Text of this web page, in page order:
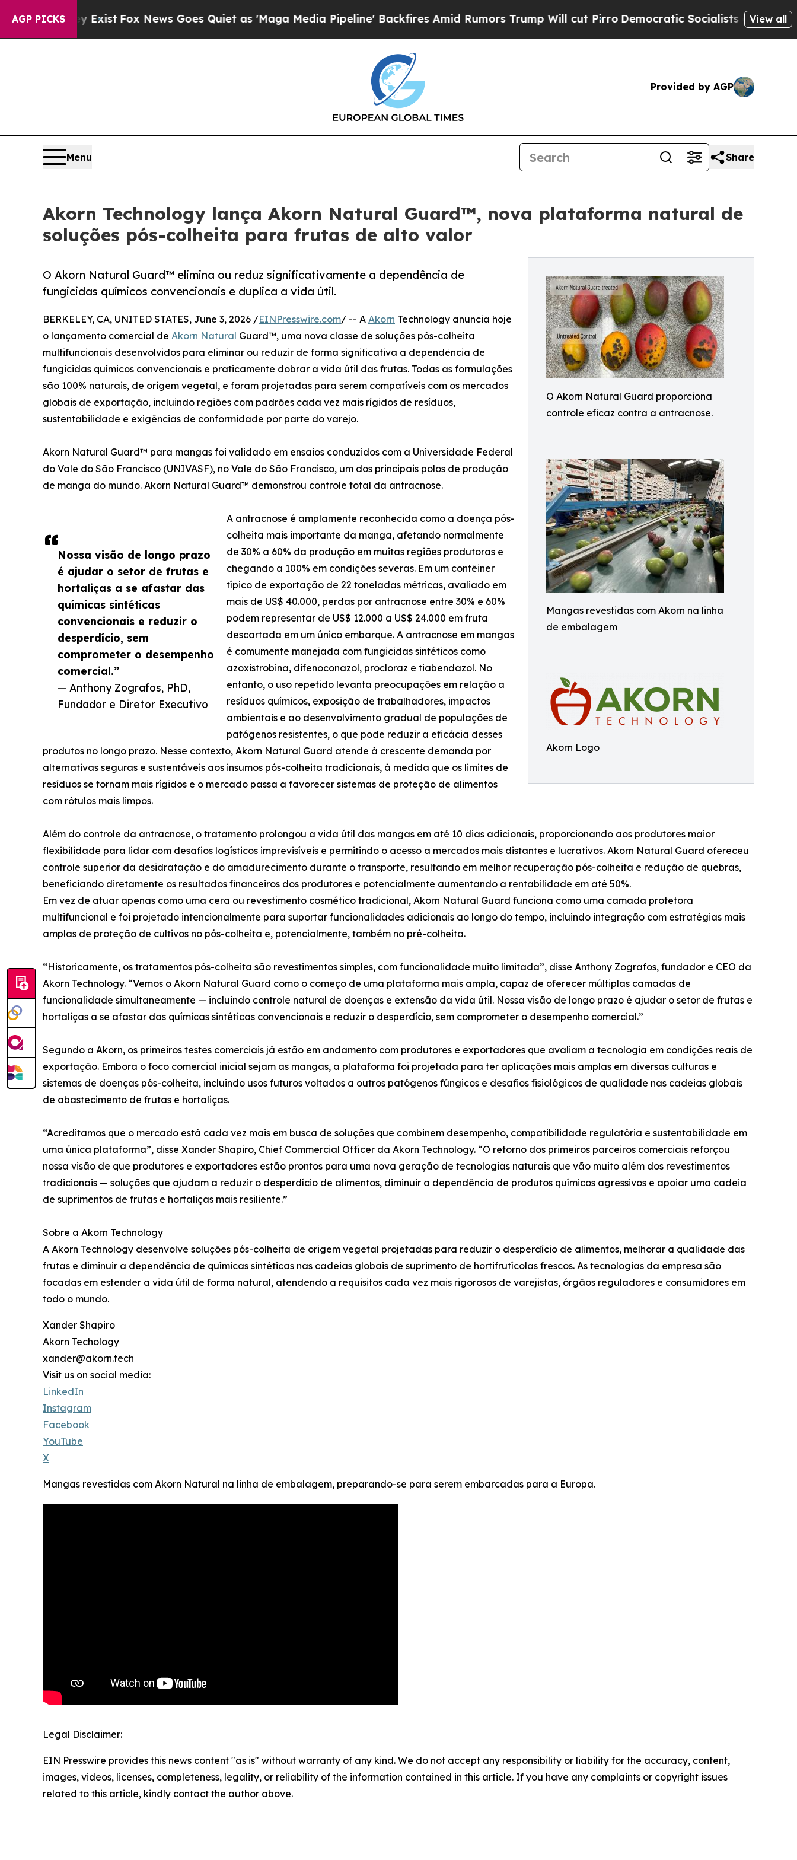
AGP PICKS
ExistFox News Goes Quiet as 'Maga Media Pipeline' Backfires Amid Rumors Trump Will cut PirroDemocratic Socialists of America Propose
View all
Provided by AGP
Menu Share
Akorn Technology lança Akorn Natural Guard™, nova plataforma natural de
soluções pós-colheita para frutas de alto valor
O Akorn Natural Guard proporciona
controle eficaz contra a antracnose.
Mangas revestidas com Akorn na linha
de embalagem
Akorn Logo
O Akorn Natural Guard™ elimina ou reduz significativamente a dependência de
fungicidas químicos convencionais e duplica a vida útil.
Nossa visão de longo prazo
é ajudar o setor de frutas e
hortaliças a se afastar das
químicas sintéticas
convencionais e reduzir o
desperdício, sem
comprometer o desempenho
comercial.”
— Anthony Zografos, PhD,
Fundador e Diretor Executivo
BERKELEY, CA, UNITED STATES, June 3, 2026 /EINPresswire.com/ -- A Akorn Technology anuncia hoje
o lançamento comercial de Akorn Natural Guard™, uma nova classe de soluções pós-colheita
multifuncionais desenvolvidos para eliminar ou reduzir de forma significativa a dependência de
fungicidas químicos convencionais e praticamente dobrar a vida útil das frutas. Todas as formulações
são 100% naturais, de origem vegetal, e foram projetadas para serem compatíveis com os mercados
globais de exportação, incluindo regiões com padrões cada vez mais rígidos de resíduos,
sustentabilidade e exigências de conformidade por parte do varejo.
Akorn Natural Guard™ para mangas foi validado em ensaios conduzidos com a Universidade Federal
do Vale do São Francisco (UNIVASF), no Vale do São Francisco, um dos principais polos de produção
de manga do mundo. Akorn Natural Guard™ demonstrou controle total da antracnose.
A antracnose é amplamente reconhecida como a doença pós-
colheita mais importante da manga, afetando normalmente
de 30% a 60% da produção em muitas regiões produtoras e
chegando a 100% em condições severas. Em um contêiner
típico de exportação de 22 toneladas métricas, avaliado em
mais de US$ 40.000, perdas por antracnose entre 30% e 60%
podem representar de US$ 12.000 a US$ 24.000 em fruta
descartada em um único embarque. A antracnose em mangas
é comumente manejada com fungicidas sintéticos como
azoxistrobina, difenoconazol, procloraz e tiabendazol. No
entanto, o uso repetido levanta preocupações em relação a
resíduos químicos, exposição de trabalhadores, impactos
ambientais e ao desenvolvimento gradual de populações de
patógenos resistentes, o que pode reduzir a eficácia desses
produtos no longo prazo. Nesse contexto, Akorn Natural Guard atende à crescente demanda por
alternativas seguras e sustentáveis aos insumos pós-colheita tradicionais, à medida que os limites de
resíduos se tornam mais rígidos e o mercado passa a favorecer sistemas de proteção de alimentos
com rótulos mais limpos.
Além do controle da antracnose, o tratamento prolongou a vida útil das mangas em até 10 dias adicionais, proporcionando aos produtores maior
flexibilidade para lidar com desafios logísticos imprevisíveis e permitindo o acesso a mercados mais distantes e lucrativos. Akorn Natural Guard ofereceu
controle superior da desidratação e do amadurecimento durante o transporte, resultando em melhor recuperação pós-colheita e redução de quebras,
beneficiando diretamente os resultados financeiros dos produtores e potencialmente aumentando a rentabilidade em até 50%.
Em vez de atuar apenas como uma cera ou revestimento cosmético tradicional, Akorn Natural Guard funciona como uma camada protetora
multifuncional e foi projetado intencionalmente para suportar funcionalidades adicionais ao longo do tempo, incluindo integração com estratégias mais
amplas de proteção de cultivos no pós-colheita e, potencialmente, também no pré-colheita.
“Historicamente, os tratamentos pós-colheita são revestimentos simples, com funcionalidade muito limitada”, disse Anthony Zografos, fundador e CEO da
Akorn Technology. “Vemos o Akorn Natural Guard como o começo de uma plataforma mais ampla, capaz de oferecer múltiplas camadas de
funcionalidade simultaneamente — incluindo controle natural de doenças e extensão da vida útil. Nossa visão de longo prazo é ajudar o setor de frutas e
hortaliças a se afastar das químicas sintéticas convencionais e reduzir o desperdício, sem comprometer o desempenho comercial.”
Segundo a Akorn, os primeiros testes comerciais já estão em andamento com produtores e exportadores que avaliam a tecnologia em condições reais de
exportação. Embora o foco comercial inicial sejam as mangas, a plataforma foi projetada para ter aplicações mais amplas em diversas culturas e
sistemas de doenças pós-colheita, incluindo usos futuros voltados a outros patógenos fúngicos e desafios fisiológicos de qualidade nas cadeias globais
de abastecimento de frutas e hortaliças.
“Acreditamos que o mercado está cada vez mais em busca de soluções que combinem desempenho, compatibilidade regulatória e sustentabilidade em
uma única plataforma”, disse Xander Shapiro, Chief Commercial Officer da Akorn Technology. “O retorno dos primeiros parceiros comerciais reforçou
nossa visão de que produtores e exportadores estão prontos para uma nova geração de tecnologias naturais que vão muito além dos revestimentos
tradicionais — soluções que ajudam a reduzir o desperdício de alimentos, diminuir a dependência de produtos químicos agressivos e apoiar uma cadeia
de suprimentos de frutas e hortaliças mais resiliente.”
Sobre a Akorn Technology
A Akorn Technology desenvolve soluções pós-colheita de origem vegetal projetadas para reduzir o desperdício de alimentos, melhorar a qualidade das
frutas e diminuir a dependência de químicas sintéticas nas cadeias globais de suprimento de hortifrutícolas frescos. As tecnologias da empresa são
focadas em estender a vida útil de forma natural, atendendo a requisitos cada vez mais rigorosos de varejistas, órgãos reguladores e consumidores em
todo o mundo.
Xander Shapiro
Akorn Techology
xander@akorn.tech
Visit us on social media:
LinkedIn
Instagram
Facebook
YouTube
X
Mangas revestidas com Akorn Natural na linha de embalagem, preparando-se para serem embarcadas para a Europa.
Legal Disclaimer:
EIN Presswire provides this news content "as is" without warranty of any kind. We do not accept any responsibility or liability for the accuracy, content,
images, videos, licenses, completeness, legality, or reliability of the information contained in this article. If you have any complaints or copyright issues
related to this article, kindly contact the author above.